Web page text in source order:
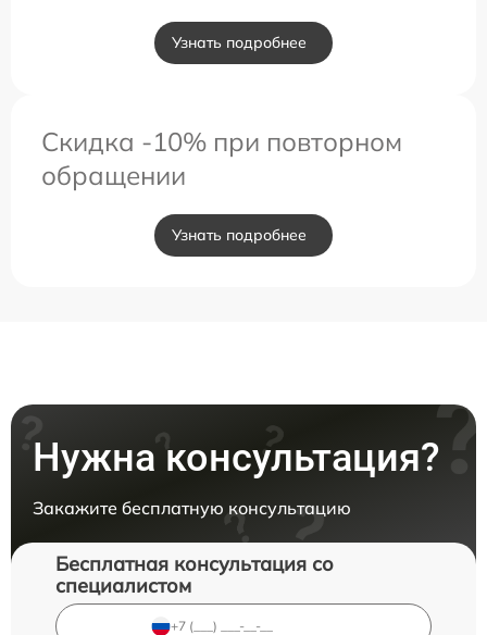
Узнать подробнее
Скидка -10% при повторном
обращении
Узнать подробнее
Нужна консультация?
Закажите бесплатную консультацию
Бесплатная консультация со
специалистом